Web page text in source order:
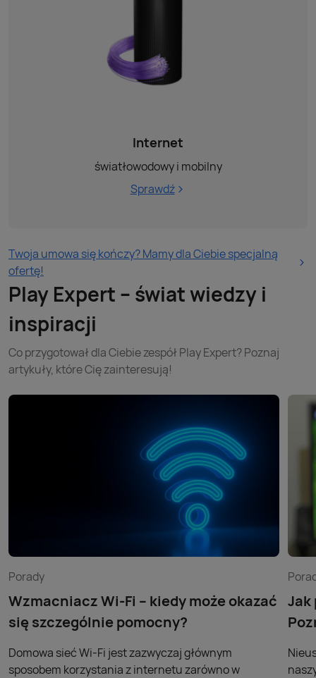
Internet
światłowodowy i mobilny
Sprawdź
Twoja umowa się kończy? Mamy dla Ciebie specjalną
ofertę!
Play Expert – świat wiedzy i
inspiracji
Co przygotował dla Ciebie zespół Play Expert? Poznaj
artykuły, które Cię zainteresują!
Porady
Wzmacniacz Wi-Fi – kiedy może okazać
się szczególnie pomocny?
Domowa sieć Wi-Fi jest zazwyczaj głównym
sposobem korzystania z internetu zarówno w
Jak